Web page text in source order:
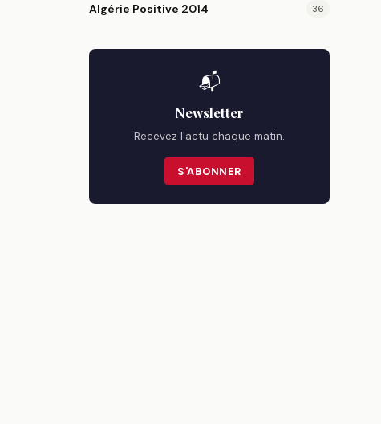
Algérie Positive 2014 36
📬
Newsletter
Recevez l'actu chaque matin.
S'ABONNER